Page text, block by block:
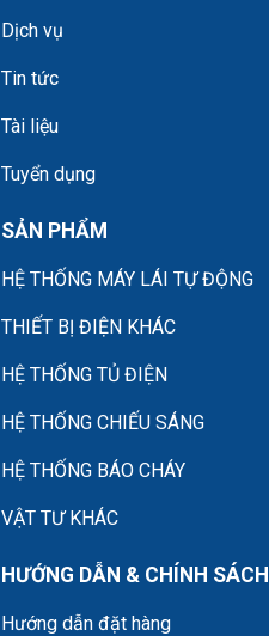
Dịch vụ
Tin tức
Tài liệu
Tuyển dụng
SẢN PHẨM
HỆ THỐNG MÁY LÁI TỰ ĐỘNG
THIẾT BỊ ĐIỆN KHÁC
HỆ THỐNG TỦ ĐIỆN
HỆ THỐNG CHIẾU SÁNG
HỆ THỐNG BÁO CHÁY
VẬT TƯ KHÁC
HƯỚNG DẪN & CHÍNH SÁCH
Hướng dẫn đặt hàng